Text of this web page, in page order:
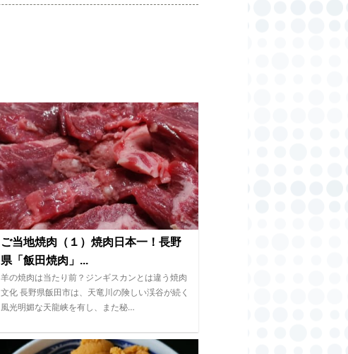
ご当地焼肉（１）焼肉日本一！長野
県「飯田焼肉」...
羊の焼肉は当たり前？ジンギスカンとは違う焼肉
文化 長野県飯田市は、天竜川の険しい渓谷が続く
風光明媚な天龍峡を有し、また秘…